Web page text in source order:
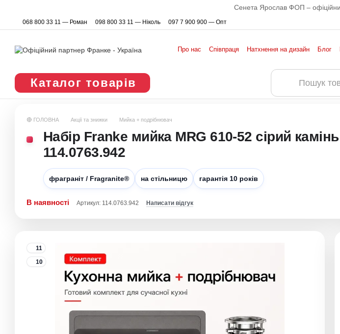
Сенета Ярослав ФОП –
068 800 33 11 — Роман 098 800 33 11 — Ніколь 097 7 900 900 — Опт
Про нас Співпраця Натхнення на дизайн Блог
Каталог товарів
🔴 ГОЛОВНА Акції та знижки Мийка + подрібнювач
Набір Franke мийка MRG 610-52 сірий
114.0763.942
фраграніт / Fragranite® на стільницю гарантія 10 років
В наявності Артикул: 114.0763.942 Написати відгук
11
10